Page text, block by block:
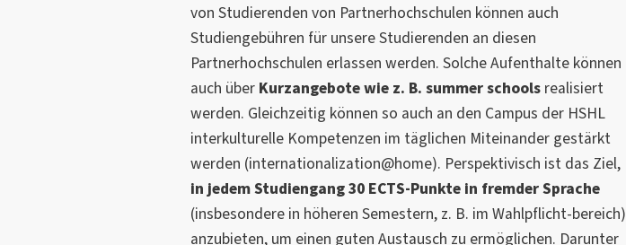
von Studierenden von Partnerhochschulen können auch
Studiengebühren für unsere Studierenden an diesen
Partnerhochschulen erlassen werden. Solche Aufenthalte können
auch über Kurzangebote wie z. B. summer schoolsrealisiert
werden. Gleichzeitig können so auch an den Campus der HSHL
interkulturelle Kompetenzen im täglichen Miteinander gestärkt
werden (internationalization@home). Perspektivisch ist das Ziel,
in jedem Studiengang 30 ECTS-Punkte in fremder Sprache
(insbesondere in höheren Semestern, z. B. im Wahlpflicht-bereich)
anzubieten, um einen guten Austausch zu ermöglichen. Darunter